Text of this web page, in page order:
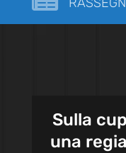
Sulla
una